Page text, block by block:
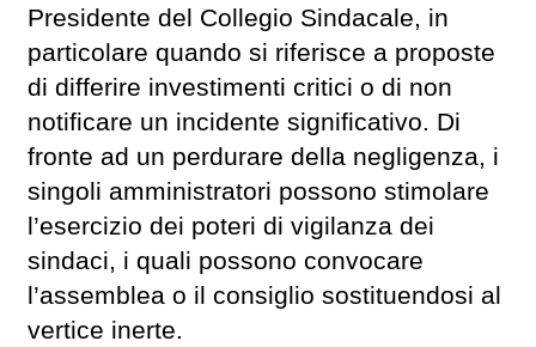
Presidente del Collegio Sindacale, in
particolare quando si riferisce a proposte
di differire investimenti critici o di non
notificare un incidente significativo. Di
fronte ad un perdurare della negligenza, i
singoli amministratori possono stimolare
l’esercizio dei poteri di vigilanza dei
sindaci, i quali possono convocare
l’assemblea o il consiglio sostituendosi al
vertice inerte.